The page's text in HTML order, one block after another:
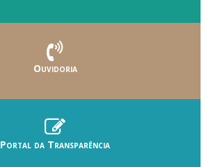
Ouvidoria
Portal da Transparência